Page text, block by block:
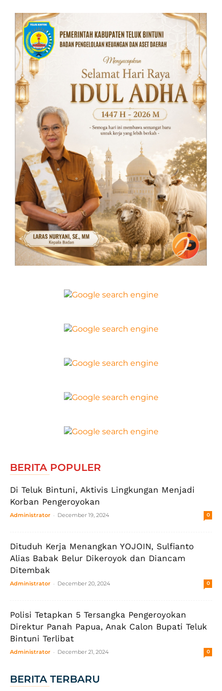
BERITA POPULER
Di Teluk Bintuni, Aktivis Lingkungan Menjadi
Korban Pengeroyokan
Administrator - December 19, 2024 0
Dituduh Kerja Menangkan YOJOIN, Sulfianto
Alias Babak Belur Dikeroyok dan Diancam
Ditembak
Administrator - December 20, 2024 0
Polisi Tetapkan 5 Tersangka Pengeroyokan
Direktur Panah Papua, Anak Calon Bupati Teluk
Bintuni Terlibat
Administrator - December 21, 2024 0
BERITA TERBARU